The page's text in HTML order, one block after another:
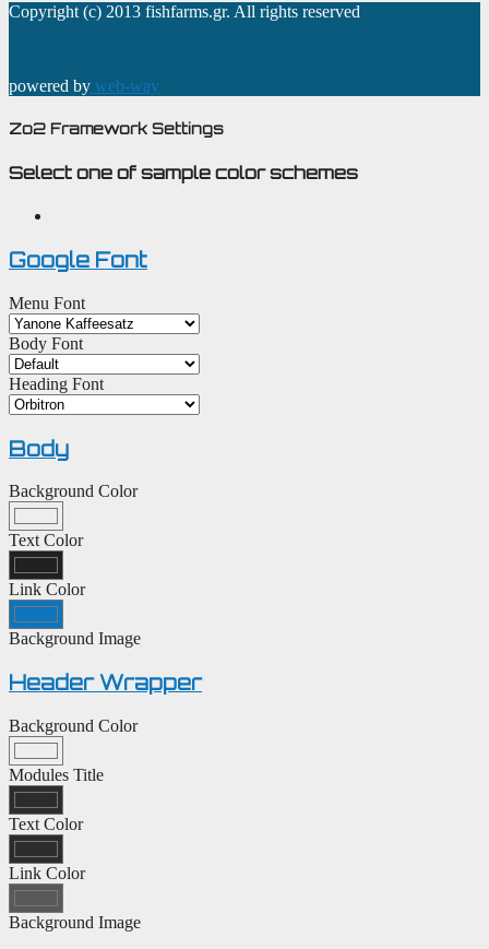
Copyright (c) 2013 fishfarms.gr. All rights reserved
powered by web-way
Zo2 Framework Settings
Select one of sample color schemes
Google Font
Menu Font
Body Font
Heading Font
Body
Background Color
Text Color
Link Color
Background Image
Header Wrapper
Background Color
Modules Title
Text Color
Link Color
Background Image